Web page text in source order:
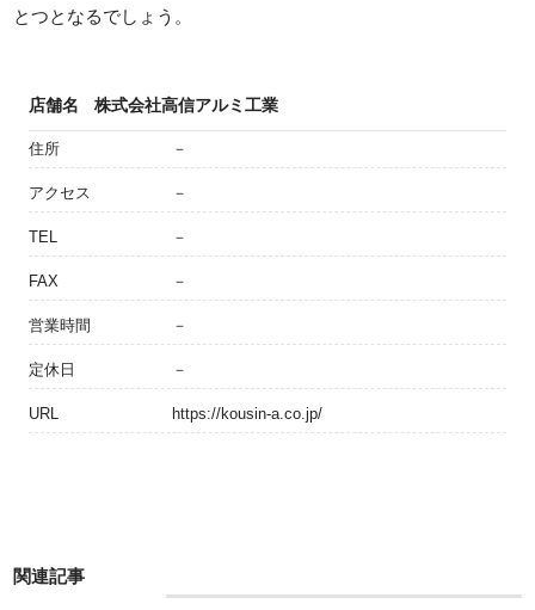
とつとなるでしょう。
店舗名 株式会社高信アルミ工業
住所 －
アクセス －
TEL －
FAX －
営業時間 －
定休日 －
URL https://kousin-a.co.jp/
関連記事